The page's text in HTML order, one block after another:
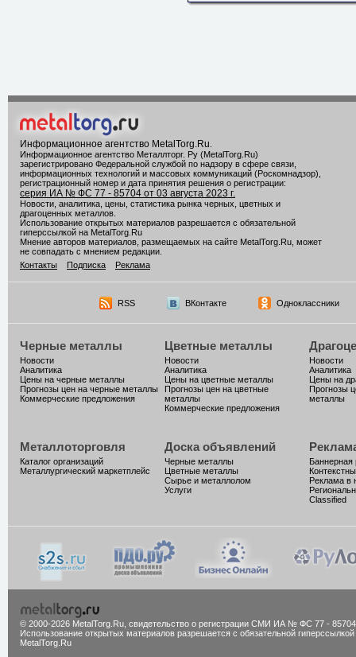
Информационное агентство MetalTorg.Ru
Информационное агентство Металлторг. Ру (MetalTorg.Ru)
зарегистрировано Федеральной службой по надзору в сфере связи,
информационных технологий и массовых коммуникаций (Роскомнадзор),
регистрационный номер и дата принятия решения о регистрации:
серия ИА № ФС 77 - 85704 от 03 августа 2023 г.
Новости, аналитика, цены, статистика рынка черных, цветных и
драгоценных металлов.
Использование открытых материалов разрешается с обязательной
гиперссылкой на MetalTorg.Ru
Мнение авторов материалов, размещаемых на сайте MetalTorg.Ru, может
не совпадать с мнением редакции.
Контакты
Подписка Реклама
RSS ВКонтакте Одноклассники
Черные металлы
Новости
Аналитика
Цены на черные металлы
Прогнозы цен на черные металлы
Коммерческие предложения
Цветные металлы
Новости
Аналитика
Цены на цветные металлы
Прогнозы цен на цветные
металлы
Коммерческие предложения
Новости
Аналитика
Цены на
Прогнозы
металлы
Металлоторговля
Каталог организаций
Металлургический маркетплейс
Доска объявлений
Черные металлы
Цветные металлы
Сырье и металлолом
Услуги
Баннерная
Реклама в
Classified
© 2000-2026 MetalTorg.Ru, cвидетельство о регистрации СМИ ИА № ФС 77 - 85704
Использование открытых материалов разрешается с обязательной гиперссылкой
MetalTorg.Ru